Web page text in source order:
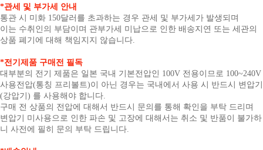
*관세 및 부가세 안내
통관 시 미화 150달러를 초과하는 경우 관세 및 부가세가 발생되며
이는 수취인의 부담이며 관부가세 미납으로 인한 배송지연 또는 세관의
상품 폐기에 대해 책임지지 않습니다.
*전기제품 구매전 필독
대부분의 전기 제품은 일본 국내 기본전압인 100V 전용이므로 100~240V
사용전압(통칭 프리볼트)이 아닌 경우는 국내에서 사용 시 반드시 변압기
(강압기) 를 사용해야 합니다.
구매 전 상품의 전압에 대해서 반드시 문의를 통해 확인을 부탁 드리며
변압기 미사용으로 인한 파손 및 고장에 대해서는 취소 및 반품이 불가하
니 사전에 필히 문의 부탁 드립니다.